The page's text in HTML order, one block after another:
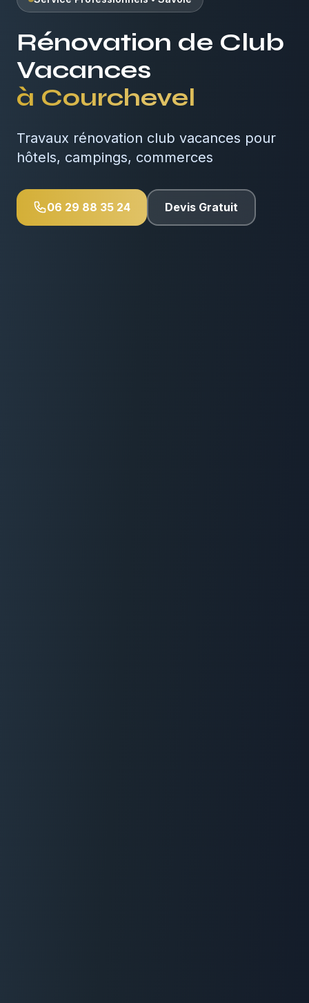
Rénovation de Club
Vacances
à Courchevel
Travaux rénovation club vacances pour
hôtels, campings, commerces
06 29 88 35 24 Devis Gratuit